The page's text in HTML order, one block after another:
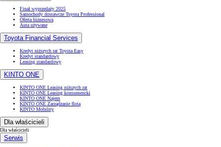
Finał wyprzedaży 2025
Samochody dostawcze Toyota Professional
Oferta biznesowa
Auta używane
Toyota Financial Services
Kredyt niższych rat Toyota Easy
Kredyt standardowy
Leasing standardowy
KINTO ONE
KINTO ONE Leasing niższych rat
KINTO ONE Leasing konsumencki
KINTO ONE Najem
KINTO ONE Zarządzanie flotą
KINTO Mobility
Dla właścicieli
Dla właścicieli
Serwis